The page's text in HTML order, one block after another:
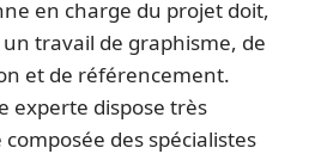
en charge du projet doit,
travail de graphisme, de
et de référencement.
experte dispose très
des spécialistes